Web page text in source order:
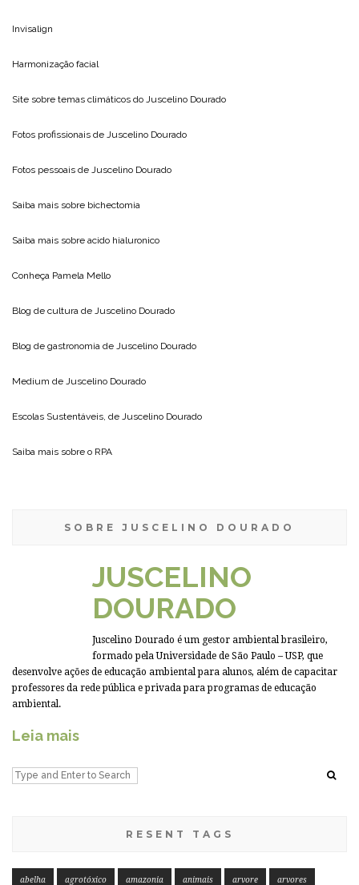
Invisalign
Harmonização facial
Site sobre temas climáticos do Juscelino Dourado
Fotos profissionais de Juscelino Dourado
Fotos pessoais de Juscelino Dourado
Saiba mais sobre bichectomia
Saiba mais sobre acido hialuronico
Conheça Pamela Mello
Blog de cultura de Juscelino Dourado
Blog de gastronomia de Juscelino Dourado
Medium de Juscelino Dourado
Escolas Sustentáveis, de Juscelino Dourado
Saiba mais sobre o RPA
SOBRE JUSCELINO DOURADO
JUSCELINO
DOURADO
Juscelino Dourado é um gestor ambiental brasileiro,
formado pela Universidade de São Paulo – USP, que
desenvolve ações de educação ambiental para alunos, além de capacitar
professores da rede pública e privada para programas de educação
ambiental.
Leia mais
RESENT TAGS
abelha agrotóxico amazonia animais arvore arvores